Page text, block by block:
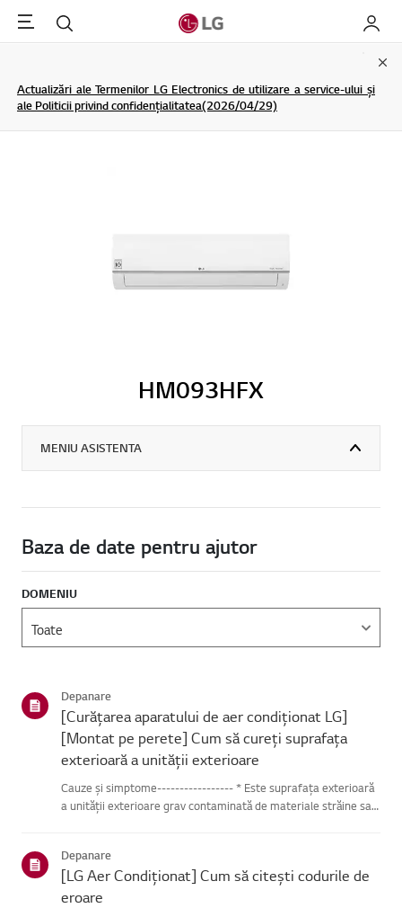
Menu Cautare My LG
Actualizări ale Termenilor LG Electronics de utilizare a service-ului și
ale Politicii privind confidențialitatea(2026/04/29)
HM093HFX
MENIU ASISTENTA
Baza de date pentru ajutor
DOMENIU
Depanare
[Curățarea aparatului de aer condiționat LG]
[Montat pe perete] Cum să cureți suprafața
exterioară a unității exterioare
Cauze și simptome----------------- * Este suprafața exterioară
a unității exterioare grav contaminată de materiale străine sau
Depanare
[LG Aer Condiționat] Cum să citești codurile de
eroare